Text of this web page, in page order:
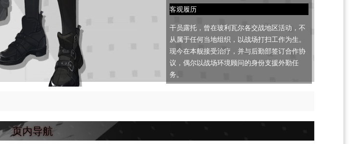
客观履历
干员露托，曾在玻利瓦尔各交战地区活动，不
从属于任何当地组织，以战场打扫工作为生。
现今在本舰接受治疗，并与后勤部签订合作协
议，偶尔以战场环境顾问的身份支援外勤任
务。
页内导航